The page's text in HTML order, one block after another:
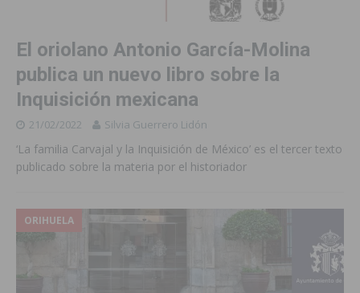
El oriolano Antonio García-Molina
publica un nuevo libro sobre la
Inquisición mexicana
21/02/2022 Silvia Guerrero Lidón
‘La familia Carvajal y la Inquisición de México’ es el tercer texto
publicado sobre la materia por el historiador
ORIHUELA